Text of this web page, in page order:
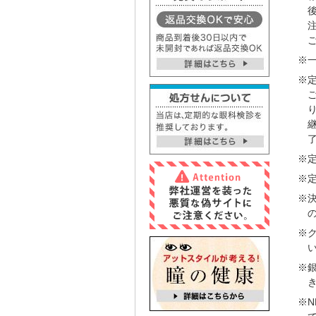
※
※
※
※
※
※
※